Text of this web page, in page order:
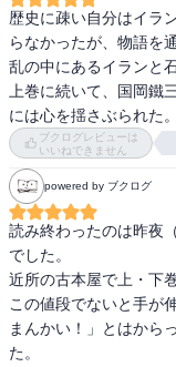
としたいか」を重要視
に読了したのは本作が
い。ため必ず2〜3周読
歴史に疎い自分はイラ
らなかったが、物語を
乱の中にあるイランと
上巻に続いて、国岡鐵
には心を揺さぶられた。
ブクログレビューは
いいねできません
powered by ブクログ
読み終わったのは昨夜
でした。
近所の古本屋で上・下
この値段でないと手が
まんかい！」とはから
た。